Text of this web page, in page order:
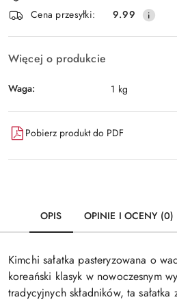
Wyślij
dostawa
Cena przesyłki:
9.99
Więcej o produkcie
Waga: 1 kg
Pobierz produkt do PDF
OPIS OPINIE I OCENY (0)
Kimchi sałatka pasteryzowana o
koreański klasyk w nowoczesnym
tradycyjnych składników, ta